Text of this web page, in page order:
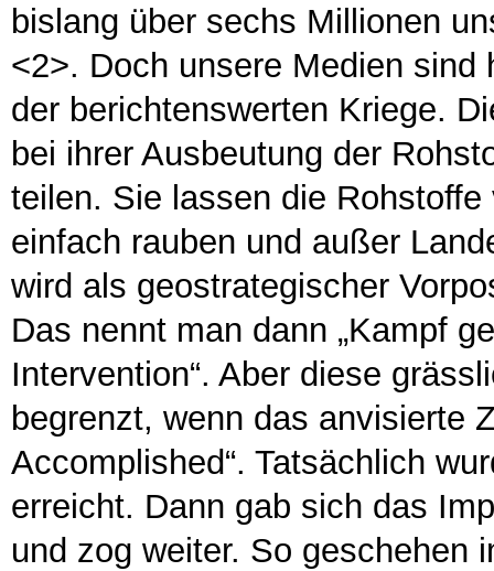
bislang über sechs Millionen
<2>. Doch unsere Medien
der berichtenswerten Kriege.
bei ihrer Ausbeutung der
teilen. Sie lassen die
einfach rauben und außer
wird als geostrategischer
Das nennt man dann „Kampf
Intervention“. Aber diese
begrenzt, wenn das anvisierte
Accomplished“. Tatsächlich
erreicht. Dann gab sich das
und zog weiter. So geschehen